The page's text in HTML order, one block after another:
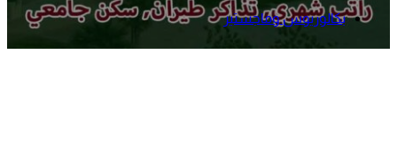
بكالوريوس وماجستير